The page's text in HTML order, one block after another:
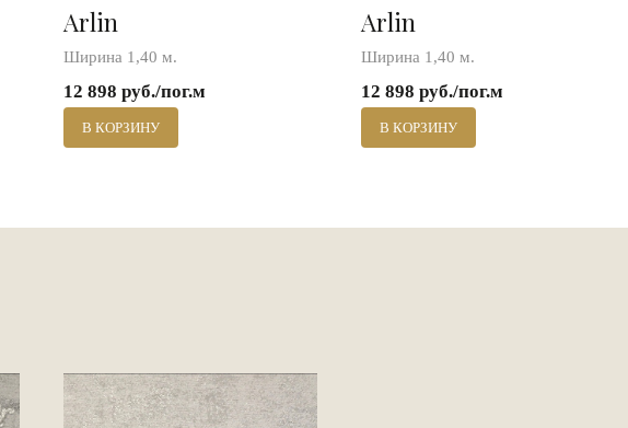
Arlin
Ширина 1,40 м.
12 898 руб./пог.м
В КОРЗИНУ
Arlin
Ширина 1,40 м.
12 898 руб./пог.м
В КОРЗИНУ